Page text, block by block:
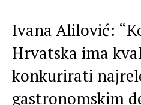
Ivana Alilović:
Hrvatska ima
konkurirati
gastronomskim